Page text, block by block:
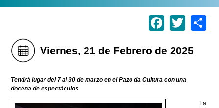
Viernes, 21 de Febrero de 2025
Tendrá lugar del 7 al 30 de marzo en el Pazo da Cultura con una
docena de espectáculos
La